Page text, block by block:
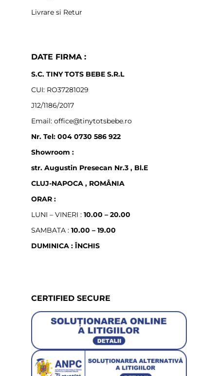
Livrare si Retur
DATE FIRMA :
S.C. TINY TOTS BEBE S.R.L
CUI: RO37281029
J12/1186/2017
Email: office@tinytotsbebe.ro
Nr. Tel: 004 0730 586 922
Showroom :
str. Augustin Presecan Nr.3 , Bl.E
CLUJ-NAPOCA , ROMÂNIA
ORAR :
LUNI – VINERI : 10.00 – 20.00
SAMBATA : 10.00 – 19.00
DUMINICA : ÎNCHIS
CERTIFIED SECURE